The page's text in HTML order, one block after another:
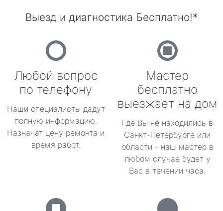
Выезд и диагностика Бесплатно!*
Любой вопрос
по телефону
Наши специалисты дадут
полную информацию.
Назначат цену ремонта и
время работ.
Мастер
бесплатно
выезжает на дом
Где Вы не находились в
Санкт-Петербурге или
области - наш мастер в
любом случае будет у
Вас в течении часа.